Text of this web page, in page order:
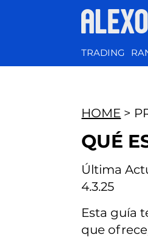
TRADING
Última
4.3.25
HOME >
QUÉ
Esta guía
que